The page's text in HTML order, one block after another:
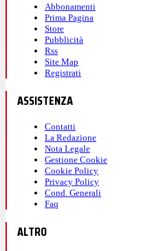
Abbonamenti
Prima Pagina
Store
Pubblicità
Rss
Site Map
Registrati
ASSISTENZA
Contatti
La Redazione
Nota Legale
Gestione Cookie
Cookie Policy
Privacy Policy
Cond. Generali
Faq
ALTRO